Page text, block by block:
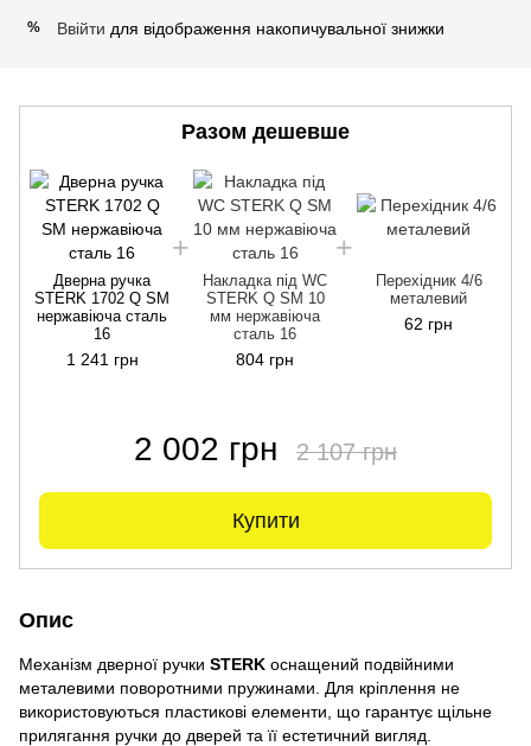
% Ввійти для відображення накопичувальної знижки
Разом дешевше
Дверна ручка
STERK 1702 Q SM
нержавіюча сталь
16
1 241 грн
Накладка під WC
STERK Q SM 10
мм нержавіюча
сталь 16
804 грн
Перехідник 4/6
металевий
62 грн
2 002 грн 2 107 грн
Купити
Опис
Механізм дверної ручки STERK оснащений подвійними
металевими поворотними пружинами. Для кріплення не
використовуються пластикові елементи, що гарантує щільне
прилягання ручки до дверей та її естетичний вигляд.